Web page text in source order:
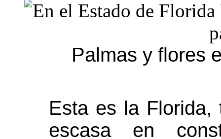
Palmas y flores
Esta es la Florida,
escasa en